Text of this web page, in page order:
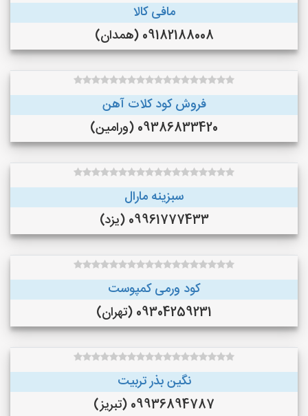
مافی کالا
09182188008 (همدان)
فروش کود کلات آهن
09386833420 (ورامین)
سبزینه مارال
09961777433 (یزد)
کود ورمی کمپوست
09304259231 (تهران)
نگین بذر تربیت
09936894787 (تبریز)